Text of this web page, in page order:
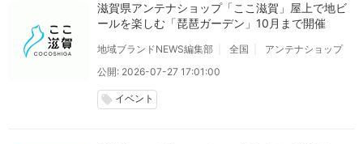
滋賀県アンテナショップ「ここ滋賀」屋上で地ビ
ールを楽しむ「琵琶ガーデン」10月まで開催
地域ブランドNEWS編集部 全国
アンテナショップ
公開: 2026-07-27 17:01:00
local_offer イベント